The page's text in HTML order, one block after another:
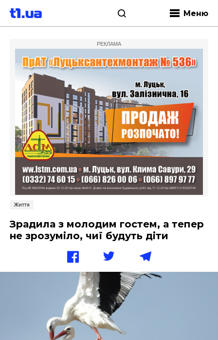
Меню
РЕКЛАМА
Життя
Зрадила з молодим гостем, а тепер
не зрозуміло, чиї будуть діти